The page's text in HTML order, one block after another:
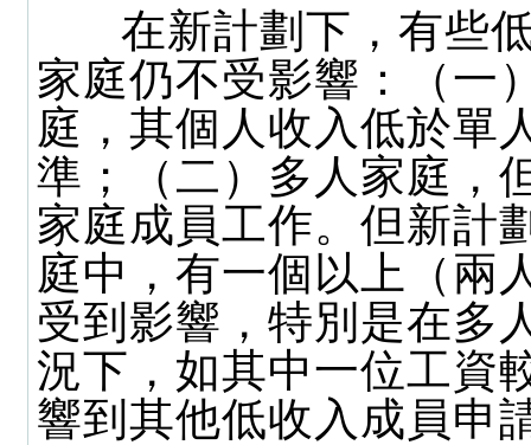
在新計劃下，有些
家庭仍不受影響：（一
庭，其個人收入低於單
準；（二）多人家庭，
家庭成員工作。但新計
庭中，有一個以上（兩
受到影響，特別是在多
況下，如其中一位工資
響到其他低收入成員申